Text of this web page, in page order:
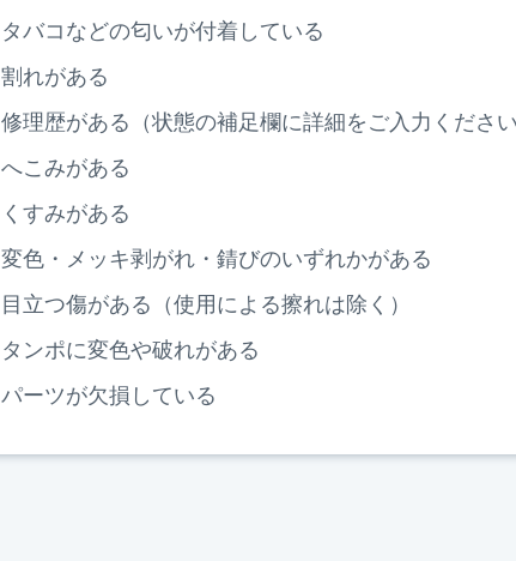
タバコなどの匂いが付着している
割れがある
修理歴がある（状態の補足欄に詳細をご入力ください
へこみがある
くすみがある
変色・メッキ剥がれ・錆びのいずれかがある
目立つ傷がある（使用による擦れは除く）
タンポに変色や破れがある
パーツが欠損している